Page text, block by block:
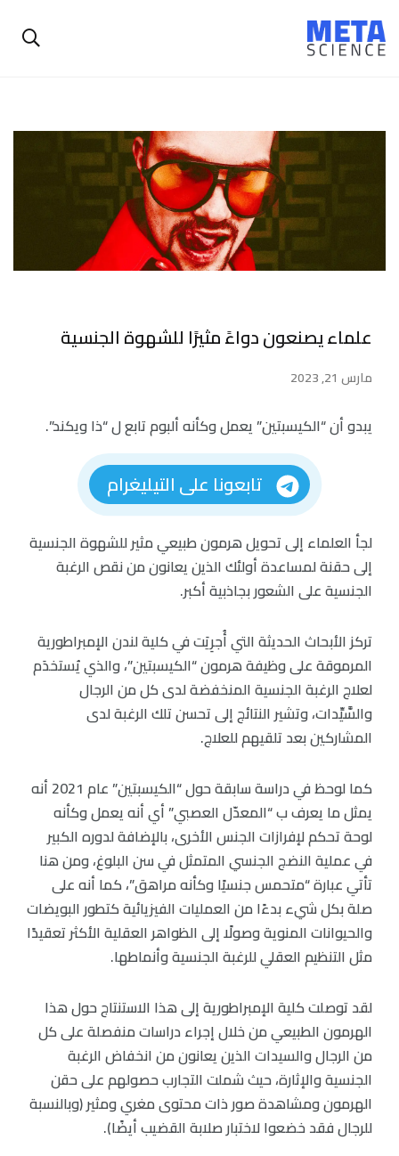
علماء يصنعون دواءً مثيرًا للشهوة الجنسية
مارس 21, 2023
يبدو أن “الكيسبتين” يعمل وكأنه ألبوم تابع ل “ذا ويكند”.
تابعونا على التيليغرام
لجأ العلماء إلى تحويل هرمون طبيعي مثير للشهوة الجنسية
إلى حقنة لمساعدة أولئك الذين يعانون من نقص الرغبة
الجنسية على الشعور بجاذبية أكبر.
تركز الأبحاث الحديثة التي أُجرِيَت في كلية لندن الإمبراطورية
المرموقة على وظيفة هرمون “الكيسبتين”، والذي يُستخدَم
لعلاج الرغبة الجنسية المنخفضة لدى كل من الرجال
والسَّيِّدات، وتشير النتائج إلى تحسن تلك الرغبة لدى
المشاركين بعد تلقيهم للعلاج.
كما لوحظ في دراسة سابقة حول “الكيسبتين” عام 2021 أنه
يمثل ما يعرف ب “المعدّل العصبي” أي أنه يعمل وكأنه
لوحة تحكم لإفرازات الجنس الأخرى، بالإضافة لدوره الكبير
في عملية النضج الجنسي المتمثل في سن البلوغ، ومن هنا
تأتي عبارة “متحمس جنسيًا وكأنه مراهق”، كما أنه على
صلة بكل شيء بدءًا من العمليات الفيزيائية كتطور البويضات
والحيوانات المنوية وصولًا إلى الظواهر العقلية الأكثر تعقيدًا
مثل التنظيم العقلي للرغبة الجنسية وأنماطها.
لقد توصلت كلية الإمبراطورية إلى هذا الاستنتاج حول هذا
الهرمون الطبيعي من خلال إجراء دراسات منفصلة على كل
من الرجال والسيدات الذين يعانون من انخفاض الرغبة
الجنسية والإثارة، حيث شملت التجارب حصولهم على حقن
الهرمون ومشاهدة صور ذات محتوى مغري ومثير (وبالنسبة
للرجال فقد خضعوا لاختبار صلابة القضيب أيضًا).